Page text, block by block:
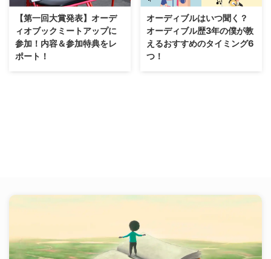
【第一回大賞発表】オーデ
ィオブックミートアップに
参加！内容＆参加特典をレ
ポート！
オーディブルはいつ聞く？
オーディブル歴3年の僕が教
えるおすすめのタイミング6
つ！